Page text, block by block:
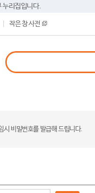
누리집입니다.
작은 창 사전
시 비밀번호를 발급해 드립니다.